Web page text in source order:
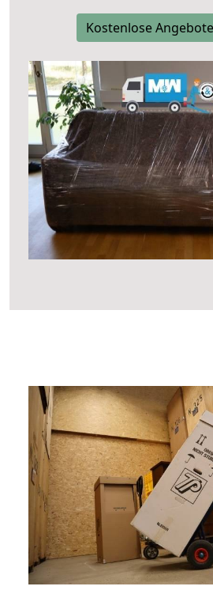
Kostenlose